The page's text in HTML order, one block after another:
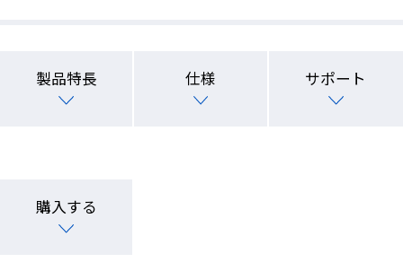
製品特長 仕様 サポート
購入する